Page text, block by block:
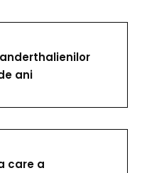
ani
care a